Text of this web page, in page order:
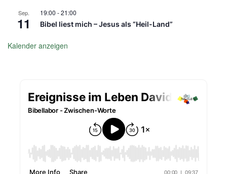
Sep.
11
19:00 -21:00
Bibel liest mich – Jesus als “Heil-Land”
Kalender anzeigen